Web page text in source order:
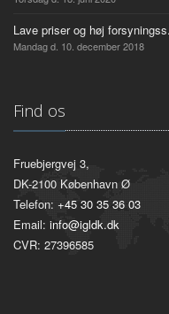
Lave priser og høj
Mandag d. 10. december 2018
Find os
Fruebjergvej 3,
DK-2100 København Ø
Telefon: +45 30 35 36 03
Email: info@igldk.dk
CVR: 27396585